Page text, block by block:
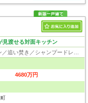
見渡せる対面キッチン
4680万円